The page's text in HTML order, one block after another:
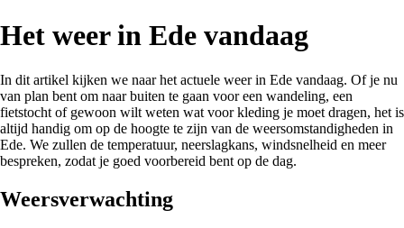
Het weer in Ede vandaag
In dit artikel kijken we naar het actuele weer in Ede vandaag. Of je nu
van plan bent om naar buiten te gaan voor een wandeling, een
fietstocht of gewoon wilt weten wat voor kleding je moet dragen, het is
altijd handig om op de hoogte te zijn van de weersomstandigheden in
Ede. We zullen de temperatuur, neerslagkans, windsnelheid en meer
bespreken, zodat je goed voorbereid bent op de dag.
Weersverwachting